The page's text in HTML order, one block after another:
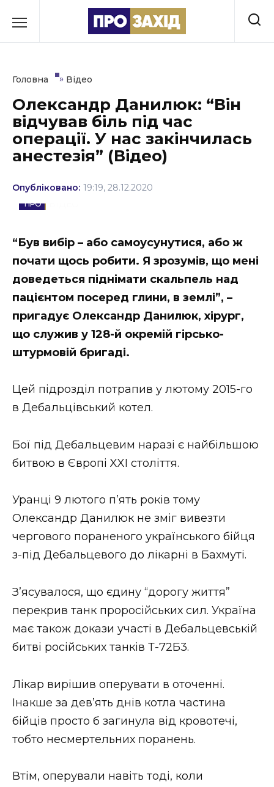
до
Культура
Освіта
Політика
Спорт
Стиль життя
Втрачений Ужгород
Втрачений Ужгород (відеоверсія)
ЗАКАРПАТСЬКІ НОВИНИ
НОВИНИ ЗАХІДНОЇ УКРАЇНИ
ФОТО
ВІДЕО
Головна » Відео
Олександр Данилюк: “Він
відчував біль під час
операції. У нас закінчилась
анестезія” (Відео)
Опубліковано: 19:19, 28.12.2020
“Був вибір – або самоусунутися, або ж
почати щось робити. Я зрозумів, що мені
доведеться піднімати скальпель над
пацієнтом посеред глини, в землі”, –
пригадує Олександр Данилюк, хірург,
що служив у 128-й окремій гірсько-
штурмовій бригаді.
Цей підрозділ потрапив у лютому 2015-го
в Дебальцівський котел.
Бої під Дебальцевим наразі є найбільшою
битвою в Європі XXI століття.
Уранці 9 лютого п’ять років тому
Олександр Данилюк не зміг вивезти
чергового пораненого українського бійця
з-під Дебальцевого до лікарні в Бахмуті.
З’ясувалося, що єдину “дорогу життя”
перекрив танк проросійських сил. Україна
має також докази участі в Дебальцевській
битві російських танків Т-72Б3.
Лікар вирішив оперувати в оточенні.
Інакше за дев’ять днів котла частина
бійців просто б загинула від кровотечі,
тобто несмертельних поранень.
Втім, оперували навіть тоді, коли